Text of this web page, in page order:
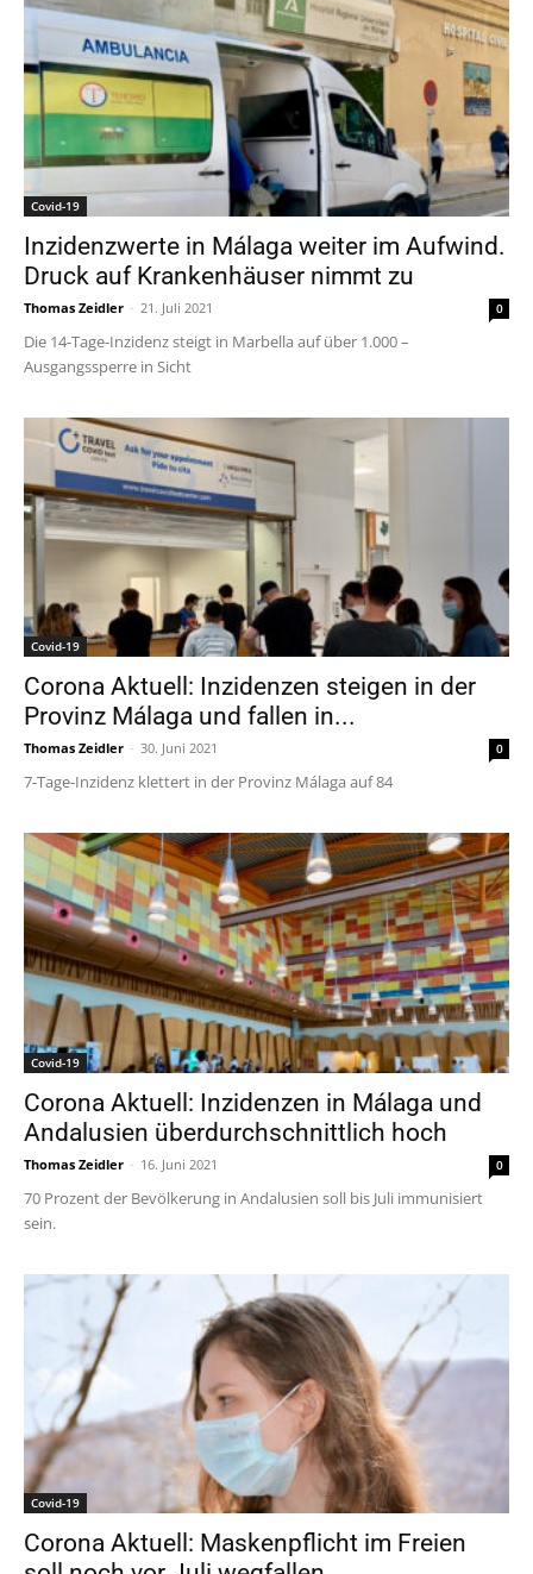
Covid-19
Inzidenzwerte in Málaga weiter im Aufwind.
Druck auf Krankenhäuser nimmt zu
Thomas Zeidler - 21. Juli 2021 0
Die 14-Tage-Inzidenz steigt in Marbella auf über 1.000 –
Ausgangssperre in Sicht
Covid-19
Corona Aktuell: Inzidenzen steigen in der
Provinz Málaga und fallen in...
Thomas Zeidler - 30. Juni 2021 0
7-Tage-Inzidenz klettert in der Provinz Málaga auf 84
Covid-19
Corona Aktuell: Inzidenzen in Málaga und
Andalusien überdurchschnittlich hoch
Thomas Zeidler - 16. Juni 2021 0
70 Prozent der Bevölkerung in Andalusien soll bis Juli immunisiert
sein.
Covid-19
Corona Aktuell: Maskenpflicht im Freien